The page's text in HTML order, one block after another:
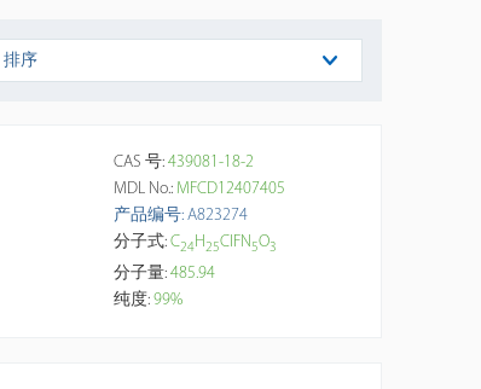
排序
CAS 号: 439081-18-2
MDL No.: MFCD12407405
产品编号: A823274
分子式: C24H25ClFN5O3
分子量: 485.94
纯度: 99%